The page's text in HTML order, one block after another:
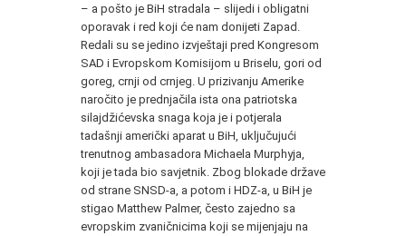
– a pošto je BiH stradala – slijedi i obligatni
oporavak i red koji će nam donijeti Zapad.
Redali su se jedino izvještaji pred Kongresom
SAD i Evropskom Komisijom u Briselu, gori od
goreg, crnji od crnjeg. U prizivanju Amerike
naročito je prednjačila ista ona patriotska
silajdžićevska snaga koja je i potjerala
tadašnji američki aparat u BiH, uključujući
trenutnog ambasadora Michaela Murphyja,
koji je tada bio savjetnik. Zbog blokade države
od strane SNSD-a, a potom i HDZ-a, u BiH je
stigao Matthew Palmer, često zajedno sa
evropskim zvaničnicima koji se mijenjaju na